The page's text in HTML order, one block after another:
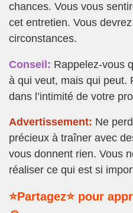
chances. Vous vous
cet entretien. Vous
circonstances.
Conseil: Rappelez-vous
à qui veut, mais qui peut.
dans l’intimité de votre
Advertissement: Ne
précieux à traîner avec
vous donnent rien. Vous
réaliser ce qui est si
⭐Partagez⭐ pour